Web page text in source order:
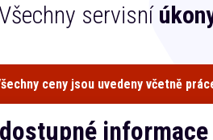
servisní
ceny jsou uvedeny včetně